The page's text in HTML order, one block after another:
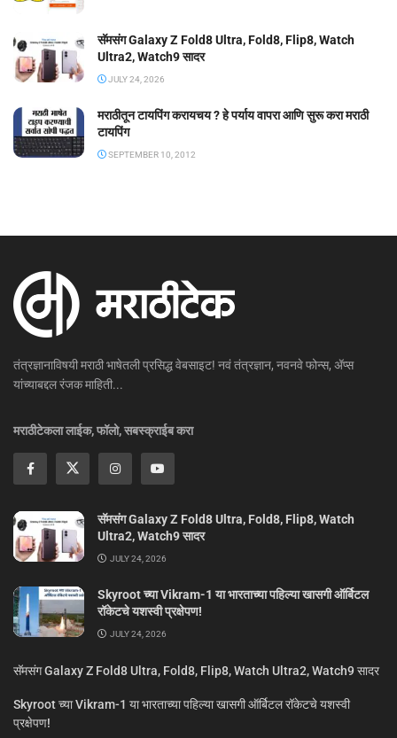
सॅमसंग Galaxy Z Fold8 Ultra, Fold8, Flip8, Watch
Ultra2, Watch9 सादर
JULY 24, 2026
मराठीतून टायपिंग करायचय ? हे पर्याय वापरा आणि सुरू करा मराठी
टायपिंग
SEPTEMBER 10, 2012
तंत्रज्ञानाविषयी मराठी भाषेतली प्रसिद्ध वेबसाइट! नवं तंत्रज्ञान, नवनवे फोन्स, ॲप्स
यांच्याबद्दल रंजक माहिती...
मराठीटेकला लाईक, फॉलो, सबस्क्राईब करा
सॅमसंग Galaxy Z Fold8 Ultra, Fold8, Flip8, Watch
Ultra2, Watch9 सादर
JULY 24, 2026
Skyroot च्या Vikram-1 या भारताच्या पहिल्या खासगी ऑर्बिटल
रॉकेटचे यशस्वी प्रक्षेपण!
JULY 24, 2026
सॅमसंग Galaxy Z Fold8 Ultra, Fold8, Flip8, Watch Ultra2, Watch9 सादर
Skyroot च्या Vikram-1 या भारताच्या पहिल्या खासगी ऑर्बिटल रॉकेटचे यशस्वी
प्रक्षेपण!